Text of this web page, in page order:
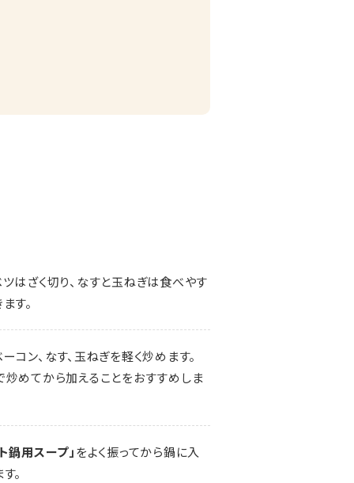
はざく切り、なすと玉ねぎは食べやす
す。
ン、なす、玉ねぎを軽く炒めます。
めてから加えることをおすすめしま
鍋用スープ」をよく振ってから鍋に入
。